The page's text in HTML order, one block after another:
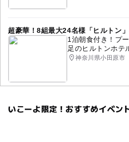
超豪華！8組最大24名様「ヒルトン
1泊朝食付き！プ
足のヒルトンホテ
神奈川県小田原市
いこーよ限定！おすすめイベン